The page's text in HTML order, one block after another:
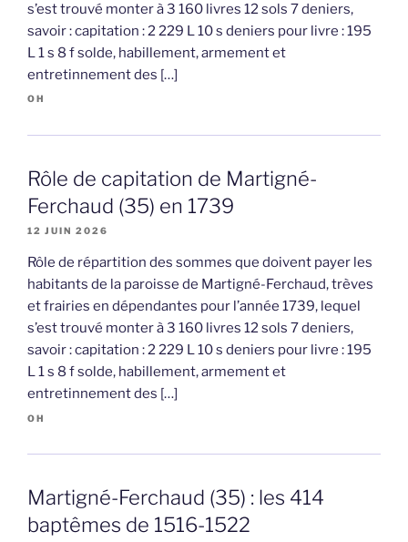
s’est trouvé monter à 3 160 livres 12 sols 7 deniers,
savoir : capitation : 2 229 L 10 s deniers pour livre : 195
L 1 s 8 f solde, habillement, armement et
entretinnement des […]
OH
Rôle de capitation de Martigné-
Ferchaud (35) en 1739
12 JUIN 2026
Rôle de répartition des sommes que doivent payer les
habitants de la paroisse de Martigné-Ferchaud, trèves
et frairies en dépendantes pour l’année 1739, lequel
s’est trouvé monter à 3 160 livres 12 sols 7 deniers,
savoir : capitation : 2 229 L 10 s deniers pour livre : 195
L 1 s 8 f solde, habillement, armement et
entretinnement des […]
OH
Martigné-Ferchaud (35) : les 414
baptêmes de 1516-1522